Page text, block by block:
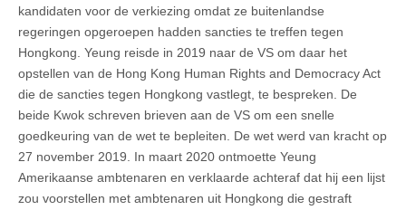
kandidaten voor de verkiezing omdat ze buitenlandse
regeringen opgeroepen hadden sancties te treffen tegen
Hongkong. Yeung reisde in 2019 naar de VS om daar het
opstellen van de Hong Kong Human Rights and Democracy Act
die de sancties tegen Hongkong vastlegt, te bespreken. De
beide Kwok schreven brieven aan de VS om een snelle
goedkeuring van de wet te bepleiten. De wet werd van kracht op
27 november 2019. In maart 2020 ontmoette Yeung
Amerikaanse ambtenaren en verklaarde achteraf dat hij een lijst
zou voorstellen met ambtenaren uit Hongkong die gestraft